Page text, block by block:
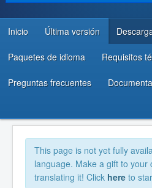
RECURSOS PARA DESARROLLADORES
Inicio Última versión
Paquetes de idioma Requisitos
Preguntas frecuentes
This page is not yet fully
language. Make a gift to your
translating it! Click here to